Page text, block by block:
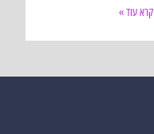
קרא עוד »